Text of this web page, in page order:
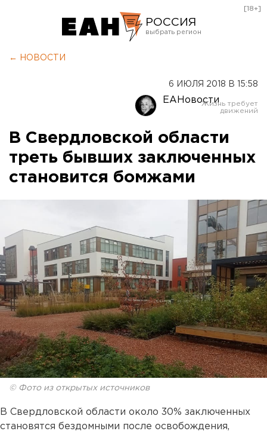
РОССИЯ
Оренбург
[18+]
← НОВОСТИ
6 ИЮЛЯ 2018 В 15:58
ЕАНовости
В Свердловской области
треть бывших заключенных
становится бомжами
© Фото из открытых источников
В Свердловской области около 30% заключенных
становятся бездомными после освобождения,